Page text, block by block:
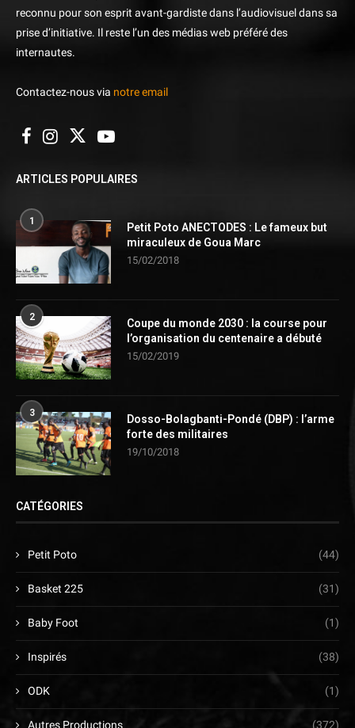
reconnu pour son esprit avant-gardiste dans l’audiovisuel dans sa
prise d’initiative. Il reste l’un des médias web préféré des
internautes.
Contactez-nous via notre email
ARTICLES POPULAIRES
1
Petit Poto ANECTODES : Le fameux but
miraculeux de Goua Marc
15/02/2018
2
Coupe du monde 2030 : la course pour
l’organisation du centenaire a débuté
15/02/2019
3
Dosso-Bolagbanti-Pondé (DBP) : l’arme
forte des militaires
19/10/2018
CATÉGORIES
Petit Poto (44)
Basket 225 (31)
Baby Foot (1)
Inspirés (38)
ODK (1)
Autres Productions (372)